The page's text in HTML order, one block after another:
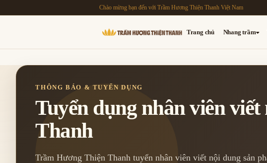
Chào mừng bạn đến với Trầm Hương Thiện Thanh Việt Nam
Trang chủ Nhang trầm
THÔNG BÁO & TUYỂN DỤNG
Tuyển dụng nhân viên
Thanh
Trầm Hương Thiện Thanh tuyển nhân viên viết nội dung sản